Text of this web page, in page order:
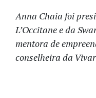
Anna Chaia foi
L’Occitane e da
mentora de
conselheira da